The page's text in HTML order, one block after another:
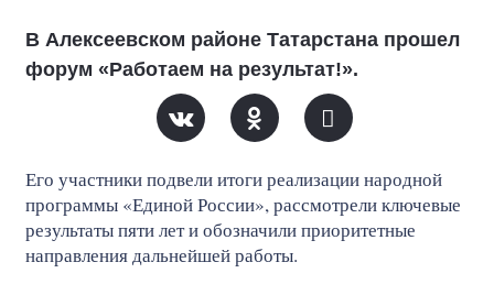
В Алексеевском районе Татарстана прошел
форум «Работаем на результат!».
Его участники подвели итоги реализации народной
программы «Единой России», рассмотрели ключевые
результаты пяти лет и обозначили приоритетные
направления дальнейшей работы.